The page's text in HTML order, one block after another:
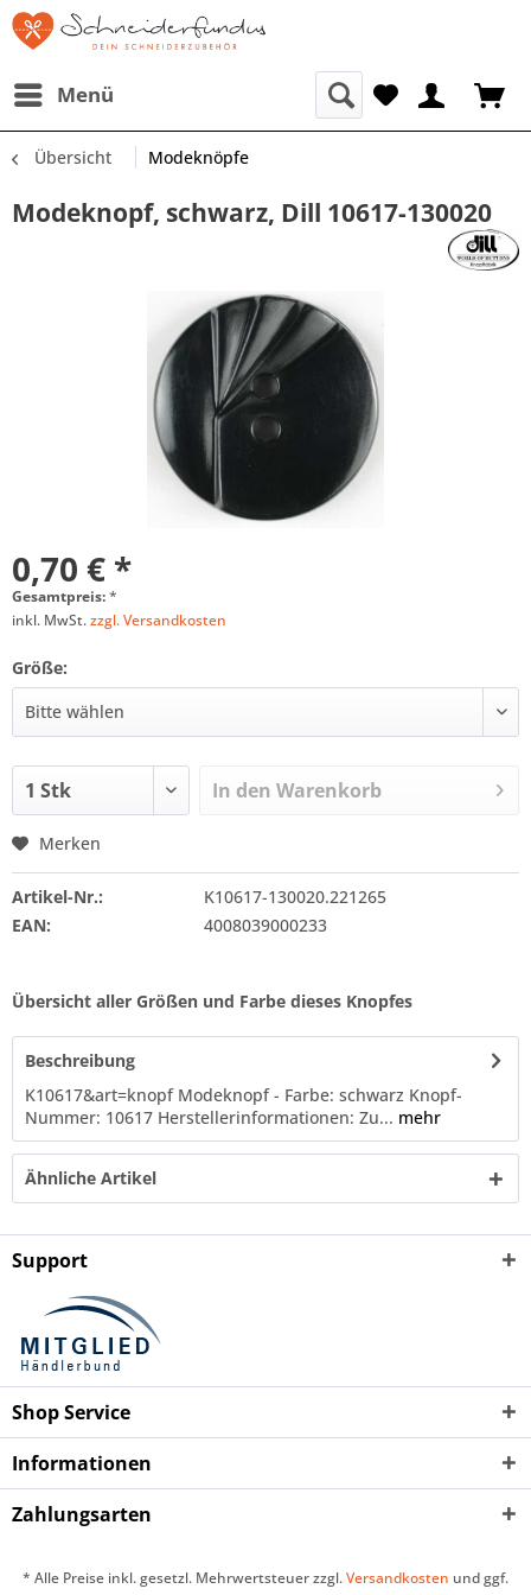
Menü
Übersicht Modeknöpfe
Modeknopf, schwarz, Dill 10617-130020
0,70 € *
Gesamtpreis:*
inkl. MwSt.zzgl. Versandkosten
Größe:
In den Warenkorb
Merken
Artikel-Nr.:
K10617-130020.221265
EAN:
4008039000233
Übersicht aller Größen und Farbe dieses Knopfes
Beschreibung
K10617&art=knopf Modeknopf - Farbe: schwarz Knopf-
Nummer: 10617 Herstellerinformationen: Zu... mehr
Ähnliche Artikel
Support
Shop Service
Informationen
Zahlungsarten
* Alle Preise inkl. gesetzl. Mehrwertsteuer zzgl.Versandkosten und ggf.